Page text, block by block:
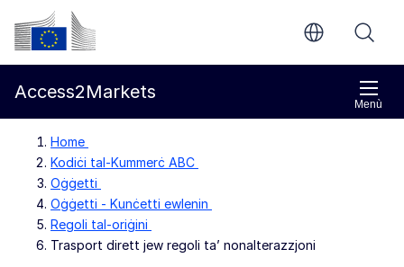
Mur għall-kontenut ewlieni
Kummissjoni Ewropea
Menù
Access2Markets
Home
Kodiċi tal-Kummerċ ABC
Oġġetti
Oġġetti - Kunċetti ewlenin
Regoli tal-oriġini
Trasport dirett jew regoli ta’ nonalterazzjoni